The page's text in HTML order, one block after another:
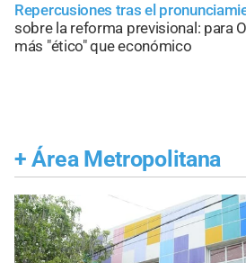
Repercusiones tras el
sobre la reforma previsional: para
más "ético" que económico
+ Área Metropolitana